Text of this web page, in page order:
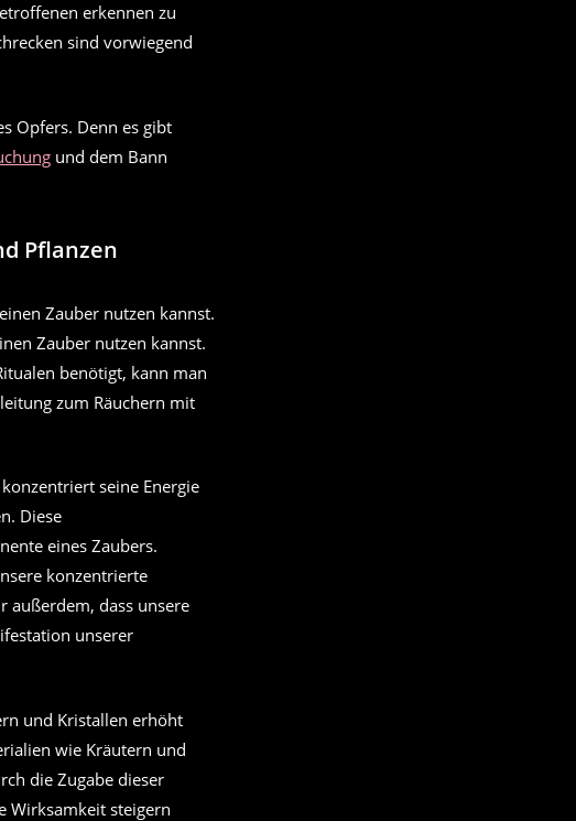
erkennen zu
sind vorwiegend
Opfers. Denn es gibt
und dem Bann
Pflanzen
Zauber nutzen kannst.
benötigt, kann man
zum Räuchern mit
seine Energie
Diese
eines Zaubers.
konzentrierte
außerdem, dass unsere
unserer
und Kristallen erhöht
wie Kräutern und
die Zugabe dieser
Wirksamkeit steigern